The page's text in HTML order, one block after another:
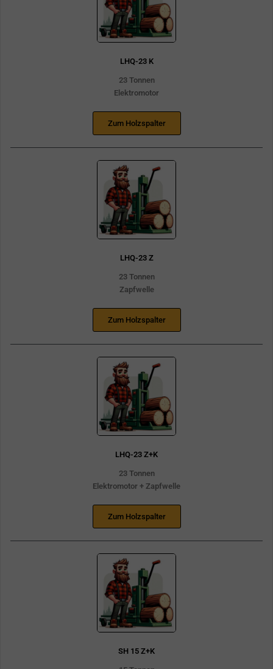
LHQ-23 K
23 Tonnen
Elektromotor
Zum Holzspalter
LHQ-23 Z
23 Tonnen
Zapfwelle
Zum Holzspalter
LHQ-23 Z+K
23 Tonnen
Elektromotor + Zapfwelle
Zum Holzspalter
SH 15 Z+K